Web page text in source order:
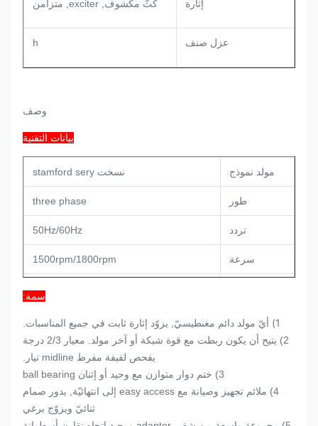
إثارة كثّ مكشوف, exciter, متزامن
عزل صنف h
وصف
بيانات التقنية
مولد نموذج نسخت stamford sery
طور three phase
تردد 50Hz/60Hz
سرعة 1500rpm/1800rpm
8.1-2200KVA
رمز
إتجاه وحيد, 4-pole, كثّ مكشوف, h صنف
عزل, IP23
ما من تحميل<1>
THF <2>
سمة:
1)
أيّ مولد دائم مغنطيسيّ, يزوّد إثارة ثابت في جميع المناسبات.
2) يتيح أن يكون ربطت مع قوة شبكة أو آخر مولد. معيار 2/3 درجة
يفحص لفيفة مفرط midline تيار.
3) ختم دوار متوازن مع وحيد أو إثنان ball bearing
4) ملائم تجهيز وصيانة مع easy access إلى انتهائيّة, يدور صمام
ثنائيّ ويزوّج برغي